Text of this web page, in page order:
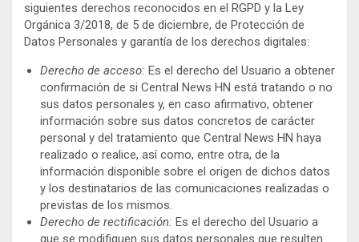
siguientes derechos reconocidos en el RGPD y la Ley
Orgánica 3/2018, de 5 de diciembre, de Protección de
Datos Personales y garantía de los derechos digitales:
Derecho de acceso: Es el derecho del Usuario a obtener
confirmación de si Central News HN está tratando o no
sus datos personales y, en caso afirmativo, obtener
información sobre sus datos concretos de carácter
personal y del tratamiento que Central News HN haya
realizado o realice, así como, entre otra, de la
información disponible sobre el origen de dichos datos
y los destinatarios de las comunicaciones realizadas o
previstas de los mismos.
Derecho de rectificación: Es el derecho del Usuario a
que se modifiquen sus datos personales que resulten